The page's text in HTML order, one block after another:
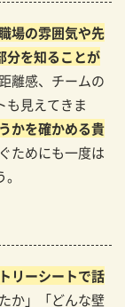
場の雰囲気や先
分を知ることが
離感、チームの
も見えてきま
かを確かめる貴
ためにも一度は
リーシートで話
か」「どんな壁